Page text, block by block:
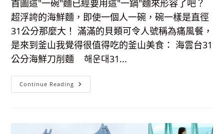
深
刻！
首圖這"一碗"麵已經要用這"一鍋"麵來形容了吧？
超浮誇的海鮮麵，即使一個人一碗，碗一樣是直徑
31公分那麼大！ 滿滿的貝類可令人號稱為痛風餐，
是來到釜山我覺得很值得吃的釜山美食： 海雲台31
公分海鮮刀削麵 해운대31...
Continue Reading 【釜
山
台